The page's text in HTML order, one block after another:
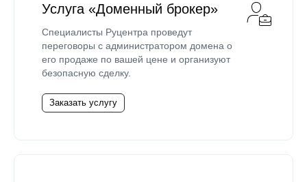
Услуга «Доменный брокер»
Специалисты Руцентра проведут
переговоры с администратором домена о
его продаже по вашей цене и организуют
безопасную сделку.
Заказать услугу